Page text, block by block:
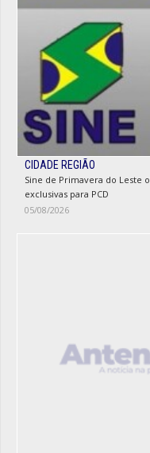
CIDADE REGIÃO
Sine de Primavera do Leste
exclusivas para PCD
05/08/2026